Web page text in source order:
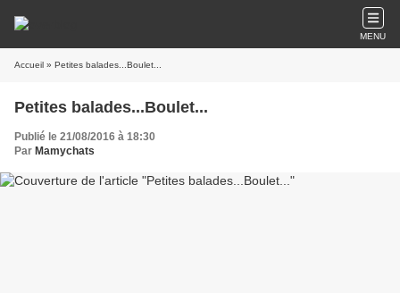
MENU
Accueil » Petites balades...Boulet...
Petites balades...Boulet...
Publié le 21/08/2016 à 18:30
Par Mamychats